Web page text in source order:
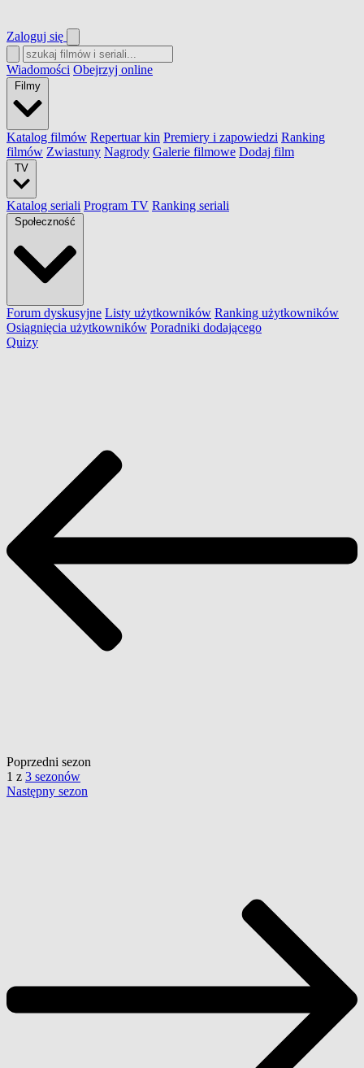
Zaloguj się
Wiadomości Obejrzyj online
Filmy
Katalog filmów Repertuar kin Premiery i zapowiedzi Ranking
filmów Zwiastuny Nagrody Galerie filmowe Dodaj film
TV
Katalog seriali Program TV Ranking seriali
Społeczność
Forum dyskusyjne Listy użytkowników Ranking użytkowników
Osiągnięcia użytkowników Poradniki dodającego
Quizy
Poprzedni sezon
1 z 3 sezonów
Następny sezon